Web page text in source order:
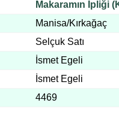
Makaramın İpliği
Manisa/Kırkağaç
Selçuk Satı
İsmet Egeli
İsmet Egeli
4469